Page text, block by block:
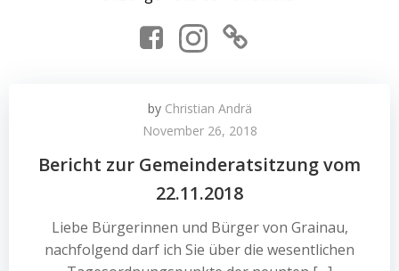
by Christian Andrä
November 26, 2018
Bericht zur Gemeinderatsitzung vom
22.11.2018
Liebe Bürgerinnen und Bürger von Grainau,
nachfolgend darf ich Sie über die wesentlichen